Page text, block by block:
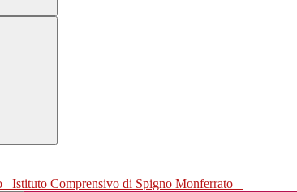
Istituto Comprensivo di Spigno Monferrato